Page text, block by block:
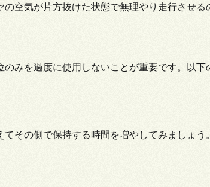
空気が片方抜けた状態で無理やり走行させ
みを過度に使用しないことが重要です。以下
その側で保持する時間を増やしてみましょう